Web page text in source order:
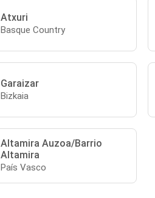
Atxuri
Basque Country
Garaizar
Bizkaia
Altamira Auzoa/Barrio
Altamira
País Vasco